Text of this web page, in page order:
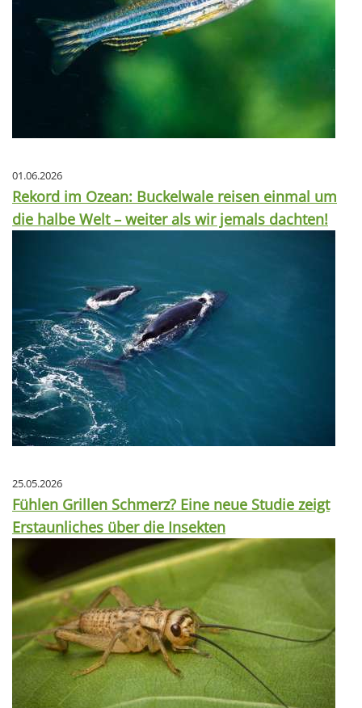
01.06.2026
Rekord im Ozean: Buckelwale reisen einmal um
die halbe Welt – weiter als wir jemals dachten!
25.05.2026
Fühlen Grillen Schmerz? Eine neue Studie zeigt
Erstaunliches über die Insekten